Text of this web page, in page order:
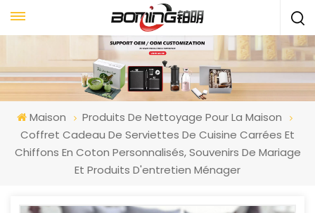
Maison
Produits De Nettoyage Pour La Maison
Coffret Cadeau De Serviettes De Cuisine Carrées Et
Chiffons En Coton Personnalisés, Souvenirs De Mariage
Et Produits D'entretien Ménager